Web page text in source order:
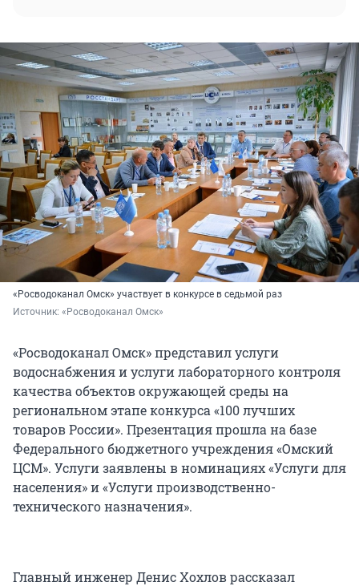
«Росводоканал Омск» участвует в конкурсе в седьмой раз
Источник: «Росводоканал Омск»
«Росводоканал Омск» представил услуги
водоснабжения и услуги лабораторного контроля
качества объектов окружающей среды на
региональном этапе конкурса «100 лучших
товаров России». Презентация прошла на базе
Федерального бюджетного учреждения «Омский
ЦСМ». Услуги заявлены в номинациях «Услуги для
населения» и «Услуги производственно-
технического назначения».
Главный инженер Денис Хохлов рассказал